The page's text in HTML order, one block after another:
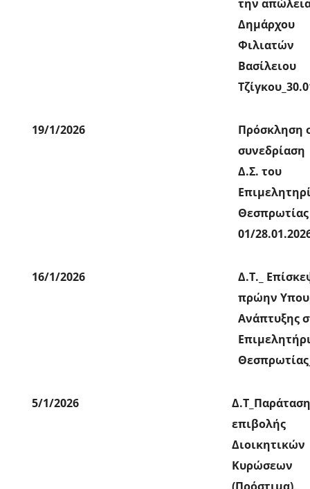
την
Δημάρχου
Φιλιατών
Βασίλειου
19/1/2026
Πρόσκληση
συνεδρίαση
Δ.Σ. του
Θεσπρωτίας
01/
16/1/2026
Δ.Τ._
πρώην
Ανάπτυξης
5/1/2026
επιβολής
Διοικητικών
Κυρώσεων
(Πρόστιμα),